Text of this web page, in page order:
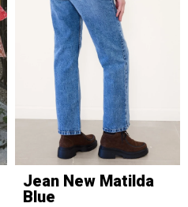
Jean New Matilda
Blue